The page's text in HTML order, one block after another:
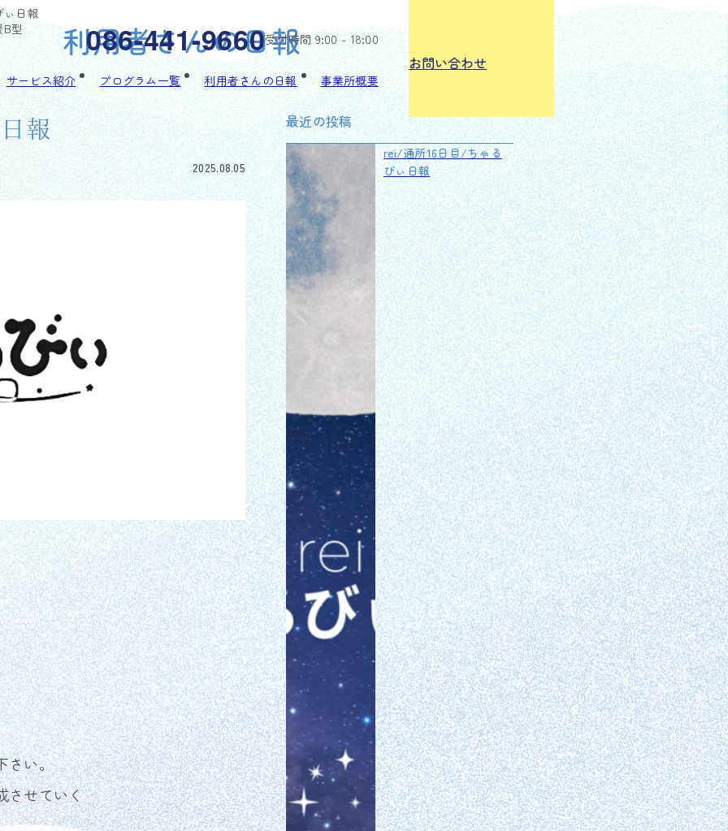
型 086-441-9660受付時間 9:00 - 18:00
サービス紹介 プログラム一覧 利用者さんの日報 事業所概要
お問い合わせ
日報
利用者さんの日報
報
2025.08.05
さい。
させていく
最近の投稿
rei/通所16日目/ちゃる
びぃ日報